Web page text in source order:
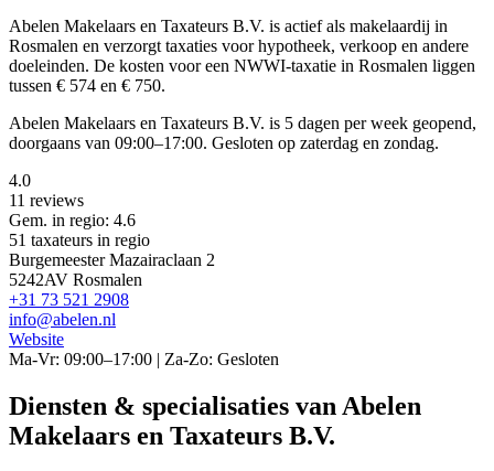
Abelen Makelaars en Taxateurs B.V. is actief als makelaardij in
Rosmalen en verzorgt taxaties voor hypotheek, verkoop en andere
doeleinden. De kosten voor een NWWI-taxatie in Rosmalen liggen
tussen € 574 en € 750.
Abelen Makelaars en Taxateurs B.V. is 5 dagen per week geopend,
doorgaans van 09:00–17:00. Gesloten op zaterdag en zondag.
4.0
11 reviews
Gem. in regio: 4.6
51 taxateurs in regio
Burgemeester Mazairaclaan 2
5242AV Rosmalen
+31 73 521 2908
info@abelen.nl
Website
Ma-Vr: 09:00–17:00 | Za-Zo: Gesloten
Diensten & specialisaties van Abelen
Makelaars en Taxateurs B.V.